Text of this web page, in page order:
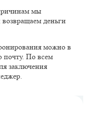
мы
деньги
можно в
почту. По всем
заключения